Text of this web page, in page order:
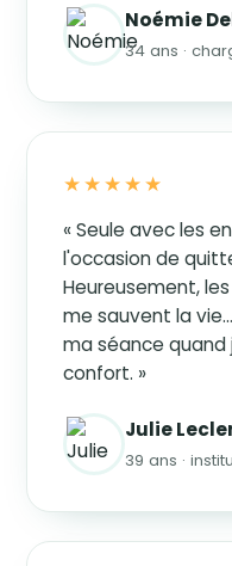
Noémie
34 ans ·
★★★★★
« Seule avec les
l'occasion de
Heureusement,
me sauvent la
ma séance quand
confort. »
Julie
39 ans ·